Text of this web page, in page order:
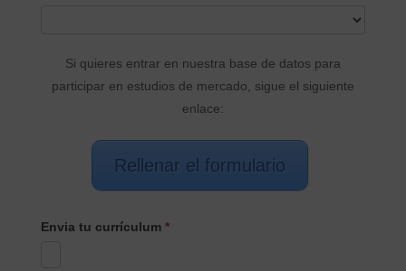
Si quieres entrar en nuestra base de datos para
participar en estudios de mercado, sigue el siguiente
enlace:
Rellenar el formulario
Envia tu currículum *